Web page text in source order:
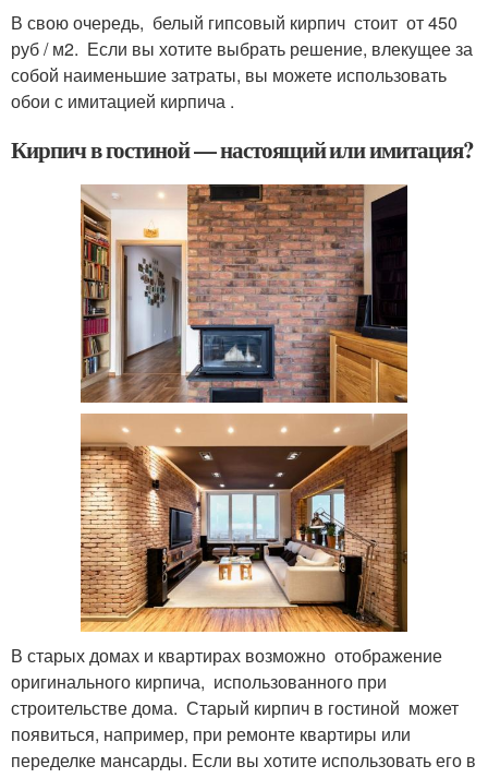
В свою очередь, белый гипсовый кирпич стоит от 450
руб / м2. Если вы хотите выбрать решение, влекущее за
собой наименьшие затраты, вы можете использовать
обои с имитацией кирпича .
Кирпич в гостиной — настоящий или имитация?
В старых домах и квартирах возможно отображение
оригинального кирпича, использованного при
строительстве дома. Старый кирпич в гостиной может
появиться, например, при ремонте квартиры или
переделке мансарды. Если вы хотите использовать его в